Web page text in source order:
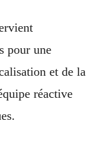
pour une
et de la
réactive